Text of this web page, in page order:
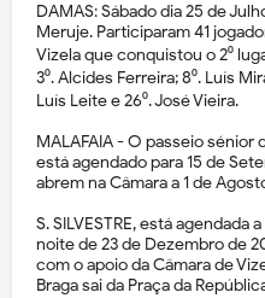
DAMAS: Sábado dia 25 de
Meruje. Participaram 41
Vizela que conquistou o 2⁰
3⁰. Alcides Ferreira; 8⁰. Luís
Luís Leite e 26⁰. José Vieira.
MALAFAIA - O passeio sénior
está agendado para 15 de
abrem na Câmara a 1 de
S. SILVESTRE, está agendada
noite de 23 de Dezembro de
com o apoio da Câmara de
Braga sai da Praça da